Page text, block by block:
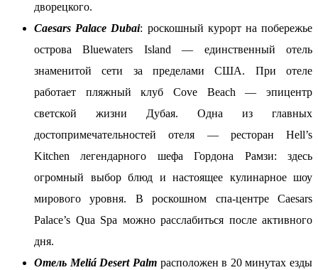
дворецкого.
Caesars Palace Dubai: роскошный курорт на побережье
острова Bluewaters Island ― единственный отель
знаменитой сети за пределами США. При отеле
работает пляжный клуб Cove Beach — эпицентр
светской жизни Дубая. Одна из главных
достопримечательностей отеля ― ресторан Hell’s
Kitchen легендарного шефа Гордона Рамзи: здесь
огромный выбор блюд и настоящее кулинарное шоу
мирового уровня. В роскошном спа-центре Caesars
Palace’s Qua Spa можно расслабиться после активного
дня.
Отель Meliá Desert Palmрасположен в 20 минутах езды